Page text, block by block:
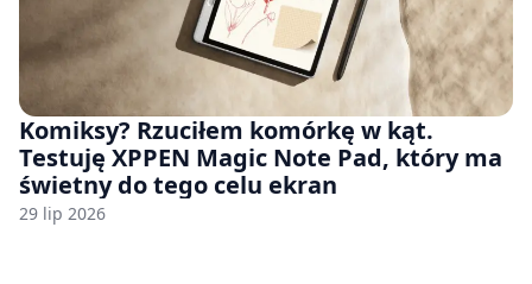
Komiksy? Rzuciłem komórkę w kąt.
Testuję XPPEN Magic Note Pad, który ma
świetny do tego celu ekran
29 lip 2026